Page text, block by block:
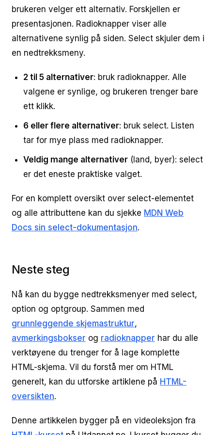
brukeren velger ett alternativ. Forskjellen er
presentasjonen. Radioknapper viser alle
alternativene synlig på siden. Select skjuler dem i
en nedtrekksmeny.
2 til 5 alternativer: bruk radioknapper. Alle
valgene er synlige, og brukeren trenger bare
ett klikk.
6 eller flere alternativer: bruk select. Listen
tar for mye plass med radioknapper.
Veldig mange alternativer (land, byer): select
er det eneste praktiske valget.
For en komplett oversikt over select-elementet
og alle attributtene kan du sjekke MDN Web
Docs sin select-dokumentasjon.
Neste steg
Nå kan du bygge nedtrekksmenyer med select,
option og optgroup. Sammen med
grunnleggende skjemastruktur,
avmerkingsbokser og radioknapper har du alle
verktøyene du trenger for å lage komplette
HTML-skjema. Vil du forstå mer om HTML
generelt, kan du utforske artiklene på HTML-
oversikten.
Denne artikkelen bygger på en videoleksjon fra